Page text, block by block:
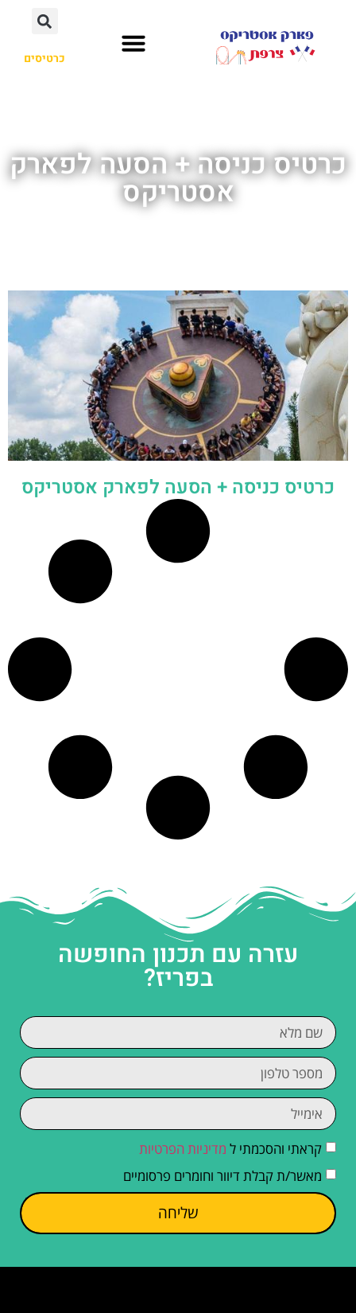
כרטיסים
כרטיס כניסה + הסעה לפארק
אסטריקס
כרטיס כניסה + הסעה לפארק אסטריקס
עזרה עם תכנון החופשה
בפריז?
קראתי והסכמתי ל מדיניות הפרטיות
מאשר/ת קבלת דיוור וחומרים פרסומיים
שליחה